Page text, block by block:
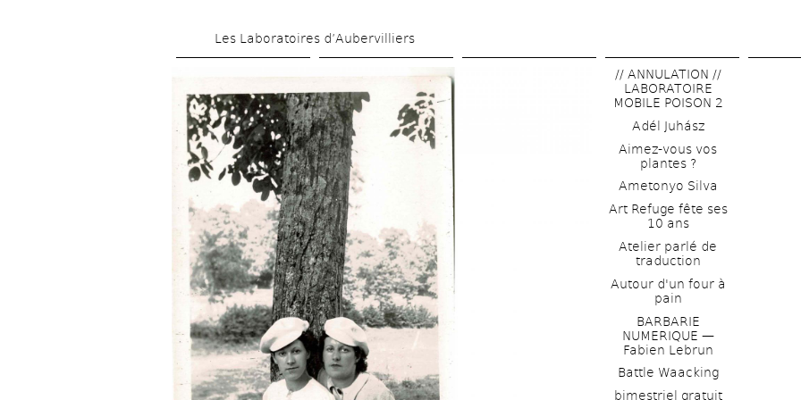
main
Les Laboratoires d’Aubervilliers
// ANNULATION //
LABORATOIRE
MOBILE POISON 2
Adél Juhász
Aimez-vous vos
plantes ?
Ametonyo Silva
Art Refuge fête ses
10 ans
Atelier parlé de
traduction
Autour d'un four à
pain
BARBARIE
NUMERIQUE —
Fabien Lebrun
Battle Waacking
bimestriel gratuit